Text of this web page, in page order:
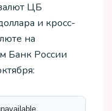
ЦБ
и кросс-
на
Банк России